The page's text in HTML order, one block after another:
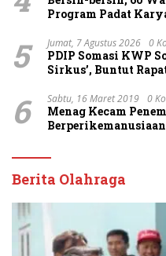
Program Padat
5 Jumat, 7 Agustus 2026 0
PDIP Somasi KWP
Sirkus’, Buntut
6 Sabtu, 16 Maret 2019 0
Menag Kecam
Berita Olahraga